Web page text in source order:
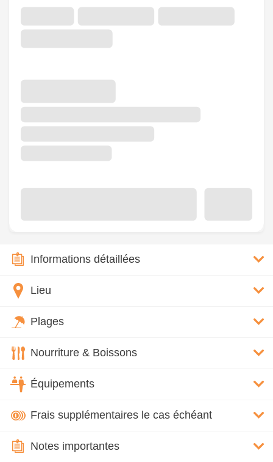
Informations détaillées
Lieu
Plages
Nourriture & Boissons
Équipements
Frais supplémentaires le cas échéant
Notes importantes